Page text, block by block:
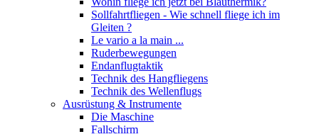
Sollfahrtfliegen - Wie schnell fliege ich im
Gleiten ?
Le vario a la main ...
Ruderbewegungen
Endanflugtaktik
Technik des Hangfliegens
Technik des Wellenflugs
Ausrüstung & Instrumente
Die Maschine
Fallschirm